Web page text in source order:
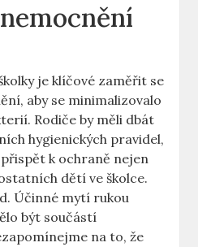
je klíčové zaměřit se
aby se minimalizovalo
Rodiče by měli dbát
hygienických pravidel,
k ochraně nejen
dětí ve školce.
Účinné mytí rukou
být součástí
na to, že